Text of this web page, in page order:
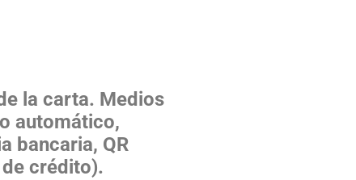
la carta. Medios
automático,
bancaria, QR
crédito).